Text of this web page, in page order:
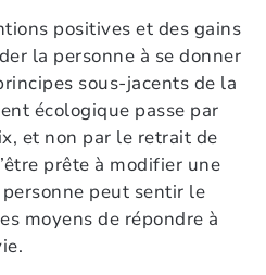
positives et des gains
la personne à se donner
sous-jacents de la
écologique passe par
et non par le retrait de
prête à modifier une
peut sentir le
moyens de répondre à